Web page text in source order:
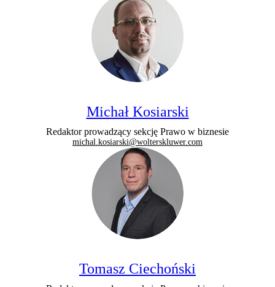
Michał Kosiarski
Redaktor prowadzący sekcję Prawo w biznesie
michal.kosiarski@wolterskluwer.com
Tomasz Ciechoński